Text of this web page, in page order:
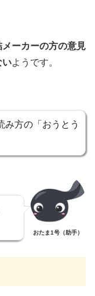
ーカーの方の意見
いようです。
み方の「おうとう
おたま1号（助手）